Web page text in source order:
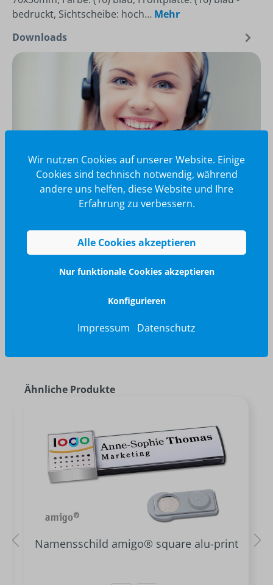
bedruckt, Sichtscheibe: hoch… Mehr
Downloads
Wir glänzen für Sie
040 / 570 18 25 70
info@brilliant-promotion.com
Jetzt anfragen
Ähnliche Produkte
Namensschild amigo® square alu-print
Wir nutzen Cookies auf unserer Website. Einige
Cookies sind technisch notwendig, während
andere uns helfen, diese Website und Ihre
Erfahrung zu verbessern.
Alle Cookies akzeptieren
Nur funktionale Cookies akzeptieren
Konfigurieren
Impressum Datenschutz